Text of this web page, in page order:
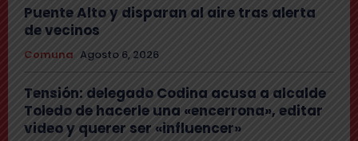
Puente Alto y disparan al aire tras alerta
de vecinos
Comuna Agosto 6, 2026
Tensión: delegado Codina acusa a alcalde
Toledo de hacerle una «encerrona», editar
video y querer ser «influencer»